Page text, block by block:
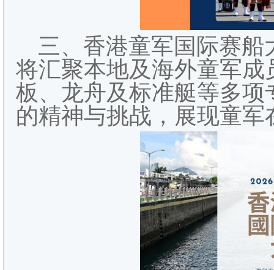
三、香港童军国际赛
将汇聚本地及海外童军
板、龙舟及标准艇等多
的精神与挑战，展现童军